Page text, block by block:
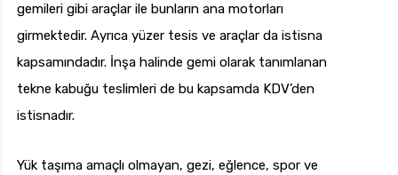
gemileri gibi araçlar ile bunların ana motorları
girmektedir. Ayrıca yüzer tesis ve araçlar da istisna
kapsamındadır. İnşa halinde gemi olarak tanımlanan
tekne kabuğu teslimleri de bu kapsamda KDV’den
istisnadır.
Yük taşıma amaçlı olmayan, gezi, eğlence, spor ve